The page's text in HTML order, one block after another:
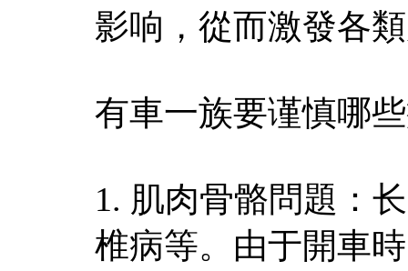
影响，從而激發各
有車一族要谨慎哪
1. 肌肉骨骼問題：
椎病等。由于開車